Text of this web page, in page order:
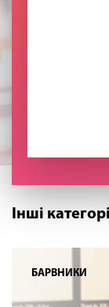
Інші
БАРВНИКИ